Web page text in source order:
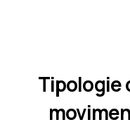
Tipologie